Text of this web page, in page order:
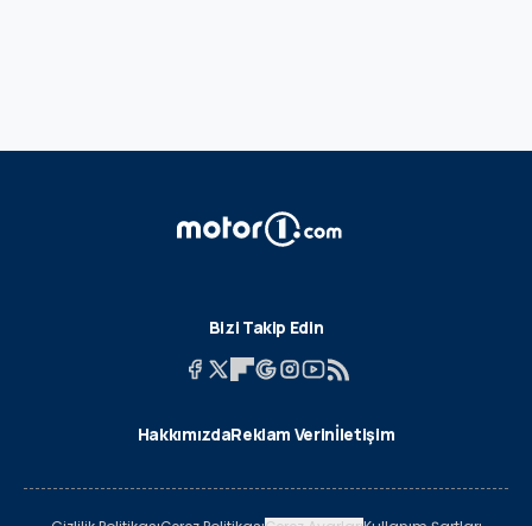
Bizi Takip Edin
HakkımızdaReklam Verinİletişim